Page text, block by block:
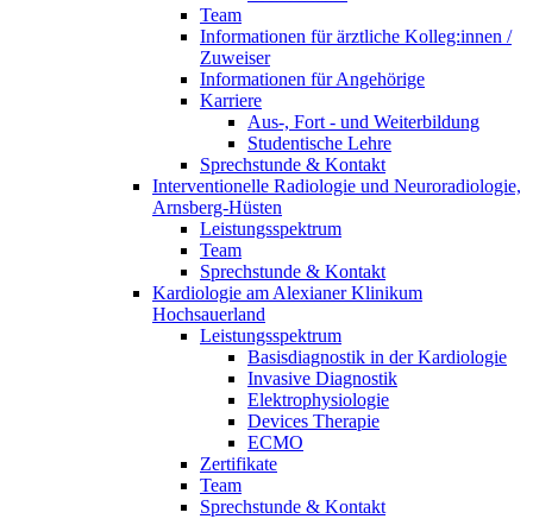
Team
Informationen für ärztliche Kolleg:innen /
Zuweiser
Informationen für Angehörige
Karriere
Aus-, Fort - und Weiterbildung
Studentische Lehre
Sprechstunde & Kontakt
Interventionelle Radiologie und Neuroradiologie,
Arnsberg-Hüsten
Leistungsspektrum
Team
Sprechstunde & Kontakt
Kardiologie am Alexianer Klinikum
Hochsauerland
Leistungsspektrum
Basisdiagnostik in der Kardiologie
Invasive Diagnostik
Elektrophysiologie
Devices Therapie
ECMO
Zertifikate
Team
Sprechstunde & Kontakt